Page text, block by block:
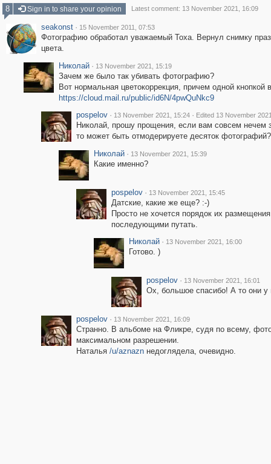
8
Sign in to share your opinion Latest comment: 13 November 2021, 16:09
seakonst · 15 November 2011, 07:53
Фотографию обработал уважаемый Тоха. Вернул снимку
цвета.
Николай · 13 November 2021, 15:19
Зачем же было так убивать фотографию?
Вот нормальная цветокоррекция, причем одной кнопкой
https://cloud.mail.ru/public/id6N/4pwQuNkc9
pospelov · 13 November 2021, 15:24 · Edited 13 November
Николай, прошу прощения, если вам совсем нечем
то может быть отмодерируете десяток
Николай · 13 November 2021, 15:39
Какие именно?
pospelov · 13 November 2021, 15:45
Датские, какие же еще? :-)
Просто не хочется порядок их
последующими путать.
Николай · 13 November 2021, 16:00
Готово. )
pospelov · 13 November 2021, 16:01
Ох, большое спасибо! А то они у
pospelov · 13 November 2021, 16:09
Странно. В альбоме на Фликре, судя по всему,
максимальном разрешении.
Наталья /u/aznaznнедоглядела, очевидно.